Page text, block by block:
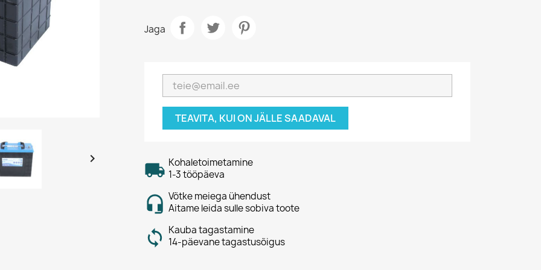

Jaga
TEAVITA, KUI ON JÄLLE SAADAVAL
Kohaletoimetamine
1-3 tööpäeva
Võtke meiega ühendust
Aitame leida sulle sobiva toote
Kauba tagastamine
14-päevane tagastusõigus